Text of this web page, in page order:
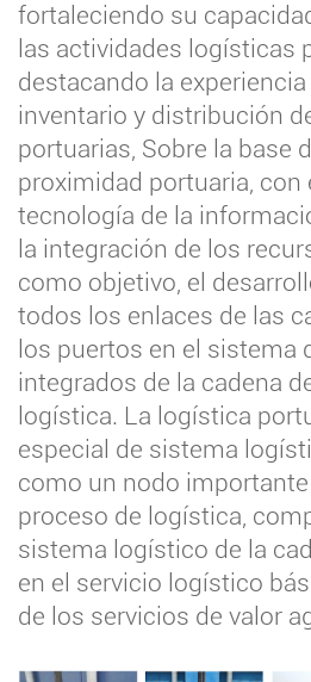
fortaleciendo su
las actividades logísticas
destacando la
inventario y distribución
portuarias, Sobre la base
proximidad portuaria, con
tecnología de la
la integración de los
como objetivo, el
todos los enlaces de las
los puertos en el sistema
integrados de la cadena
logística. La logística
especial de sistema
como un nodo
proceso de logística,
sistema logístico de la
en el servicio logístico
de los servicios de valor